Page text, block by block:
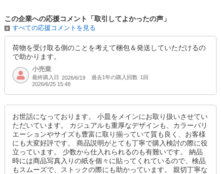
この企業への応援コメント「取引してよかったの声」
すべての応援コメントを見る
荷物を受け取る側のことを考えて梱包＆発送していただけるの
で助かります。
小売業
最終購入日 2026/6/19 過去1年の購入回数 1回
2026/6/25 15:48
お世話になっております。 小皿をメインにお取り扱いさせてい
ただいています。 カジュアルも重厚なデザインも、カラーバリ
エーションやサイズも豊富に取り揃っていて質も良く、お客様
にも大変好評です。 商品説明がとても丁寧で購入検討の際に役
立っています。 少数から仕入れられるのも有難いです。 納品
時には商品写真入りの紙を個々に貼ってくれているので、検品
もスムーズで、ストックの際にも助かっています。 親切丁寧な